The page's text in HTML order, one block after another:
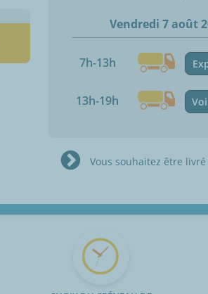
Vendredi 7 août
7h-13h
13h-19h
Vous souhaitez être